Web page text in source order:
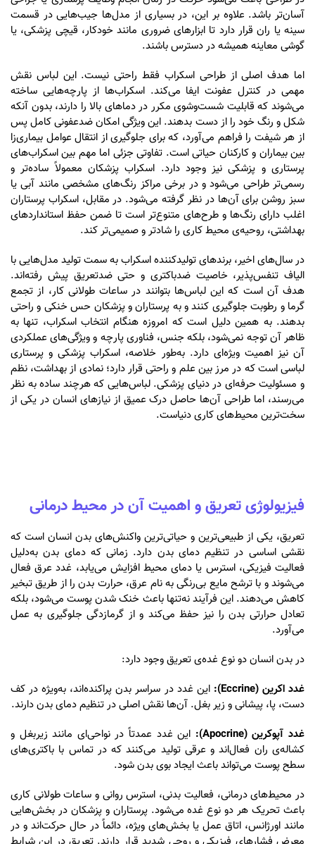
آسان‌تر باشد. علاوه بر این، در بسیاری از مدل‌ها جیب‌هایی در قسمت
سینه یا ران قرار دارد تا ابزارهای ضروری مانند خودکار، قیچی پزشکی، یا
گوشی معاینه همیشه در دسترس باشند.
اما هدف اصلی از طراحی اسکراب فقط راحتی نیست. این لباس نقش
مهمی در کنترل عفونت ایفا می‌کند. اسکراب‌ها از پارچه‌هایی ساخته
می‌شوند که قابلیت شست‌وشوی مکرر در دماهای بالا را دارند، بدون آنکه
شکل و رنگ خود را از دست بدهند. این ویژگی امکان ضدعفونی کامل پس
از هر شیفت را فراهم می‌آورد، که برای جلوگیری از انتقال عوامل بیماری‌زا
بین بیماران و کارکنان حیاتی است. تفاوتی جزئی اما مهم بین اسکراب‌های
پرستاری و پزشکی نیز وجود دارد. اسکراب پزشکان معمولاً ساده‌تر و
رسمی‌تر طراحی می‌شود و در برخی مراکز رنگ‌های مشخصی مانند آبی یا
سبز روشن برای آن‌ها در نظر گرفته می‌شود. در مقابل، اسکراب پرستاران
اغلب دارای رنگ‌ها و طرح‌های متنوع‌تر است تا ضمن حفظ استانداردهای
بهداشتی، روحیه‌ی محیط کاری را شادتر و صمیمی‌تر کند.
در سال‌های اخیر، برندهای تولیدکننده اسکراب به سمت تولید مدل‌هایی با
الیاف تنفس‌پذیر، خاصیت ضدباکتری و حتی ضدتعریق پیش رفته‌اند.
هدف آن است که این لباس‌ها بتوانند در ساعات طولانی کار، از تجمع
گرما و رطوبت جلوگیری کنند و به پرستاران و پزشکان حس خنکی و راحتی
بدهند. به همین دلیل است که امروزه هنگام انتخاب اسکراب، تنها به
ظاهر آن توجه نمی‌شود، بلکه جنس، فناوری پارچه و ویژگی‌های عملکردی
آن نیز اهمیت ویژه‌ای دارد. به‌طور خلاصه، اسکراب پزشکی و پرستاری
لباسی است که در مرز بین علم و راحتی قرار دارد؛ نمادی از بهداشت، نظم
و مسئولیت حرفه‌ای در دنیای پزشکی. لباس‌هایی که هرچند ساده به نظر
می‌رسند، اما طراحی آن‌ها حاصل درک عمیق از نیازهای انسان در یکی از
سخت‌ترین محیط‌های کاری دنیاست.
فیزیولوژی تعریق و اهمیت آن در محیط درمانی
تعریق، یکی از طبیعی‌ترین و حیاتی‌ترین واکنش‌های بدن انسان است که
نقشی اساسی در تنظیم دمای بدن دارد. زمانی که دمای بدن به‌دلیل
فعالیت فیزیکی، استرس یا دمای محیط افزایش می‌یابد، غدد عرق فعال
می‌شوند و با ترشح مایع بی‌رنگی به نام عرق، حرارت بدن را از طریق تبخیر
کاهش می‌دهند. این فرآیند نه‌تنها باعث خنک شدن پوست می‌شود، بلکه
تعادل حرارتی بدن را نیز حفظ می‌کند و از گرمازدگی جلوگیری به عمل
می‌آورد.
در بدن انسان دو نوع غده‌ی تعریق وجود دارد:
غدد اکرین (Eccrine):
این غدد در سراسر بدن پراکنده‌اند، به‌ویژه در کف
دست، پا، پیشانی و زیر بغل. آن‌ها نقش اصلی در تنظیم دمای بدن دارند.
غدد آپوکرین (Apocrine):
این غدد عمدتاً در نواحی‌ای مانند زیربغل و
کشاله‌ی ران فعال‌اند و عرقی تولید می‌کنند که در تماس با باکتری‌های
سطح پوست می‌تواند باعث ایجاد بوی بدن شود.
در محیط‌های درمانی، فعالیت بدنی، استرس روانی و ساعات طولانی کاری
باعث تحریک هر دو نوع غده می‌شود. پرستاران و پزشکان در بخش‌هایی
مانند اورژانس، اتاق عمل یا بخش‌های ویژه، دائماً در حال حرکت‌اند و در